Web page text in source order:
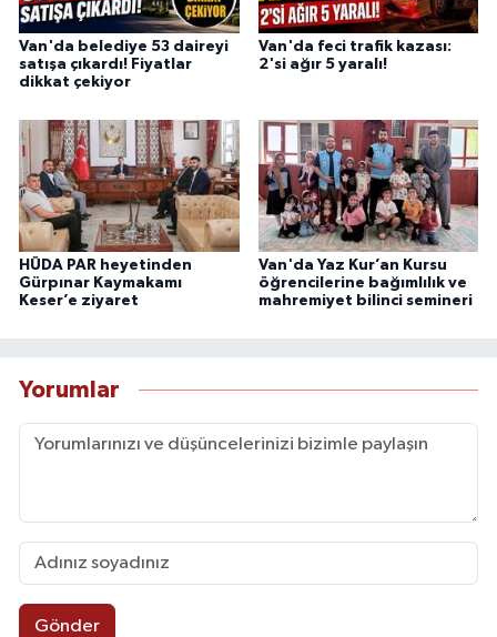
Van'da belediye 53 daireyi
satışa çıkardı! Fiyatlar
dikkat çekiyor
Van'da feci trafik kazası:
2'si ağır 5 yaralı!
HÜDA PAR heyetinden
Gürpınar Kaymakamı
Keser’e ziyaret
Van'da Yaz Kur’an Kursu
öğrencilerine bağımlılık ve
mahremiyet bilinci semineri
Yorumlar
Gönder